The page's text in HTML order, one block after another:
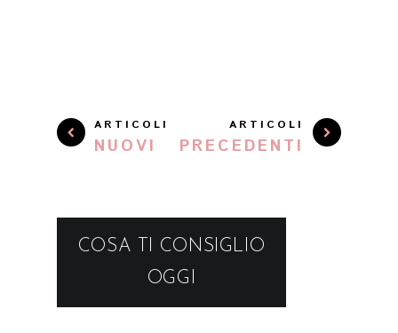
ARTICOLI
NUOVI
ARTICOLI
PRECEDENTI
COSA TI CONSIGLIO
OGGI